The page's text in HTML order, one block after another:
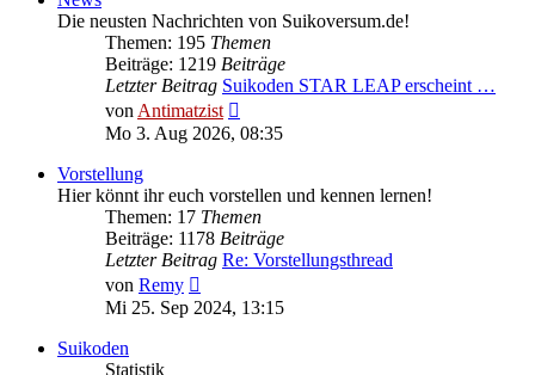
Die neusten Nachrichten von Suikoversum.de!
Themen: 195 Themen
Beiträge: 1219 Beiträge
Letzter Beitrag Suikoden STAR LEAP erscheint …
vonAntimatzist
Beitrag
Mo 3. Aug 2026, 08:35
Vorstellung
Hier könnt ihr euch vorstellen und kennen lernen!
Themen: 17 Themen
Beiträge: 1178 Beiträge
Letzter Beitrag Re: Vorstellungsthread
von Remy
Beitrag
Mi 25. Sep 2024, 13:15
Suikoden
Statistik